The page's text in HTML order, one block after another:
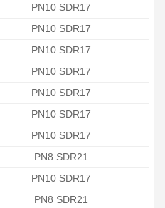
PN10 SDR17
PN10 SDR17
PN10 SDR17
PN10 SDR17
PN10 SDR17
PN10 SDR17
PN10 SDR17
PN8 SDR21
PN10 SDR17
PN8 SDR21